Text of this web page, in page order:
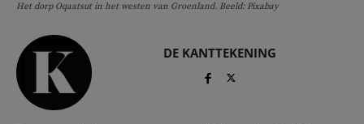
Het dorp Oqaatsut in het westen van Groenland. Beeld: Pixabay
DE KANTTEKENING